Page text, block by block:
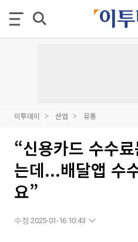
이투데이 산업 유통
“신용카드 수수
는데...배달앱 수
요”
수정 2025-01-16 10:43